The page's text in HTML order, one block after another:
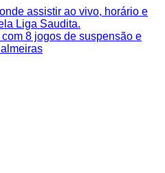
assistir ao vivo, horário e
Liga Saudita.
8 jogos de suspensão e